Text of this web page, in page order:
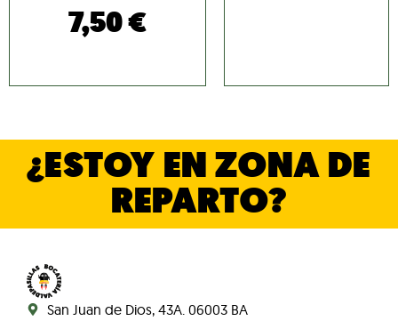
7,50€
¿ESTOY EN ZONA DE
REPARTO?
San Juan de Dios, 43A. 06003 BA